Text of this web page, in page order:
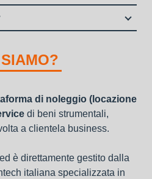
(B2B), previa approvazione
parte della stessa.
con l’omino e clicca su
vengono considerati un servizio. I
deducibili ai fini IRES e IRAP
di noleggio (locazione
di beni strumentali,
a clientela business.
è direttamente gestito dalla
italiana specializzata in